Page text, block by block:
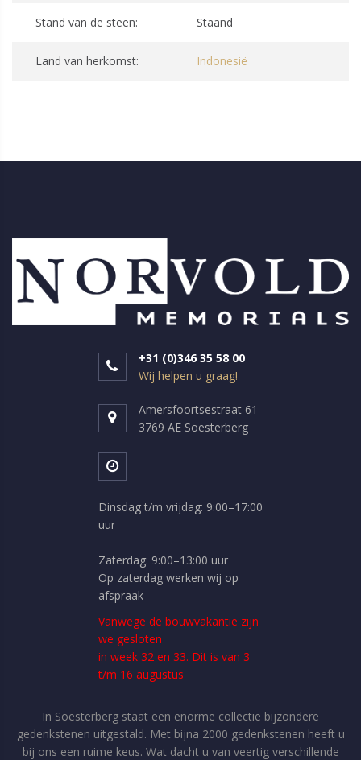
Stand van de steen: Staand
Land van herkomst: Indonesië
+31 (0)346 35 58 00
Wij helpen u graag!
Amersfoortsestraat 61
3769 AE Soesterberg
Dinsdag t/m vrijdag: 9:00–17:00
uur
Zaterdag: 9:00–13:00 uur
Op zaterdag werken wij op
afspraak
Vanwege de bouwvakantie zijn
we gesloten
in week 32 en 33. Dit is van 3
t/m 16 augustus
In Soesterberg staat een enorme collectie bijzondere
gedenkstenen uitgestald. Met bijna 2000 gedenkstenen heeft u
bij ons een ruime keus. Wat dacht u van veertig verschillende